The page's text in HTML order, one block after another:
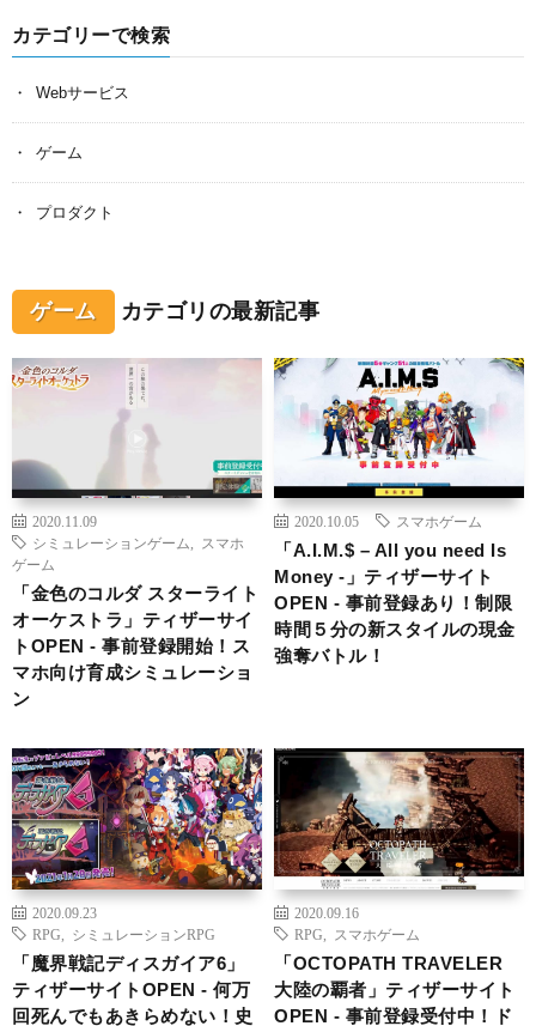
カテゴリーで検索
Webサービス
ゲーム
プロダクト
ゲーム カテゴリの最新記事
2020.11.09
シミュレーションゲーム
スマホ
ゲーム
「金色のコルダ スターライト
オーケストラ」ティザーサイ
トOPEN ‐ 事前登録開始！ス
マホ向け育成シミュレーショ
ン
2020.10.05 スマホゲーム
「A.I.M.$ – All you need Is
Money -」ティザーサイト
OPEN ‐ 事前登録あり！制限
時間５分の新スタイルの現金
強奪バトル！
2020.09.23
RPG
シミュレーションRPG
「魔界戦記ディスガイア6」
ティザーサイトOPEN ‐ 何万
回死んでもあきらめない！史
2020.09.16
RPG
スマホゲーム
「OCTOPATH TRAVELER
大陸の覇者」ティザーサイト
OPEN ‐ 事前登録受付中！ド